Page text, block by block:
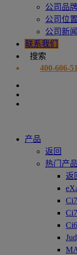
公司品
公司位置
公司新闻
联系我们
搜索
400-606-
产品
返回
热门产品
返